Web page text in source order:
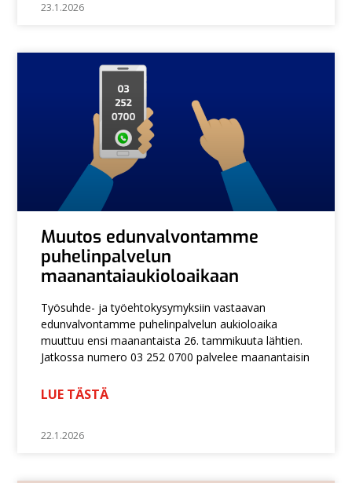
23.1.2026
Muutos edunvalvontamme
puhelinpalvelun
maanantaiaukioloaikaan
Työsuhde- ja työehtokysymyksiin vastaavan
edunvalvontamme puhelinpalvelun aukioloaika
muuttuu ensi maanantaista 26. tammikuuta lähtien.
Jatkossa numero 03 252 0700 palvelee maanantaisin
LUE TÄSTÄ
22.1.2026
Search